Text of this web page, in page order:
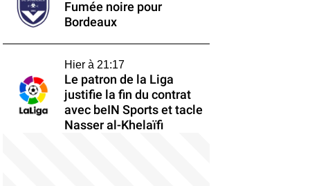
Fumée noire pour
Bordeaux
Hier à 21:17
Le patron de la Liga
justifie la fin du contrat
avec beIN Sports et tacle
Nasser al-Khelaïfi